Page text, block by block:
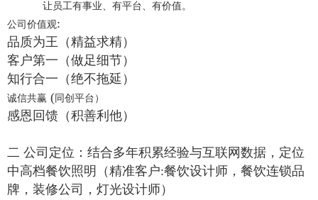
让员工有事业、有平台、有价值。
公司价值观:
品质为王（精益求精）
客户第一（做足细节）
知行合一（绝不拖延）
诚信共赢 ( 同创平台）
感恩回馈（积善利他）
二 公司定位：结合多年积累经验与互联网数据，定位
中高档餐饮照明 （精准客户:餐饮设计师，餐饮连锁品
牌，装修公司，灯光设计师）